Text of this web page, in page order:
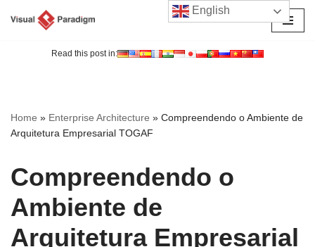
Read this post in:
Home » Enterprise Architecture » Compreendendo o Ambiente de
Arquitetura Empresarial TOGAF
Compreendendo o
Ambiente de
Arquitetura Empresarial
English